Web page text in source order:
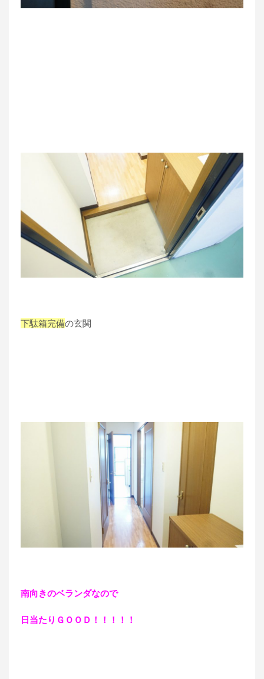
下駄箱完備の玄関
南向きのベランダなので
日当たりＧＯＯＤ！！！！！